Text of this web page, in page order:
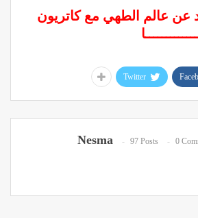
عن عالم الطهي مع كاتريون
Twitter
Nesma 97 Posts 0